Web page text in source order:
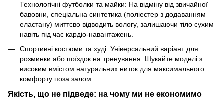
Технологічні футболки та майки: На відміну від звичайної
бавовни, спеціальна синтетика (поліестер з додаванням
еластану) миттєво відводить вологу, залишаючи тіло сухим
навіть під час кардіо-навантажень.
Спортивні костюми та худі: Універсальний варіант для
розминки або поїздок на тренування. Шукайте моделі з
високим вмістом натуральних ниток для максимального
комфорту поза залом.
Якість, що не підведе: на чому ми не економимо